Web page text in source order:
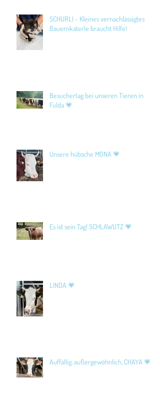
SCHURLI - Kleines vernachlässigtes
Bauernkaterle braucht Hilfe!
Besuchertag bei unseren Tieren in
Fulda 💗
Unsere hübsche MONA 💗
Es ist sein Tag! SCHLAWUTZ 💗
LINDA 💗
Auffällig, außergewöhnlich, CHAYA 💗